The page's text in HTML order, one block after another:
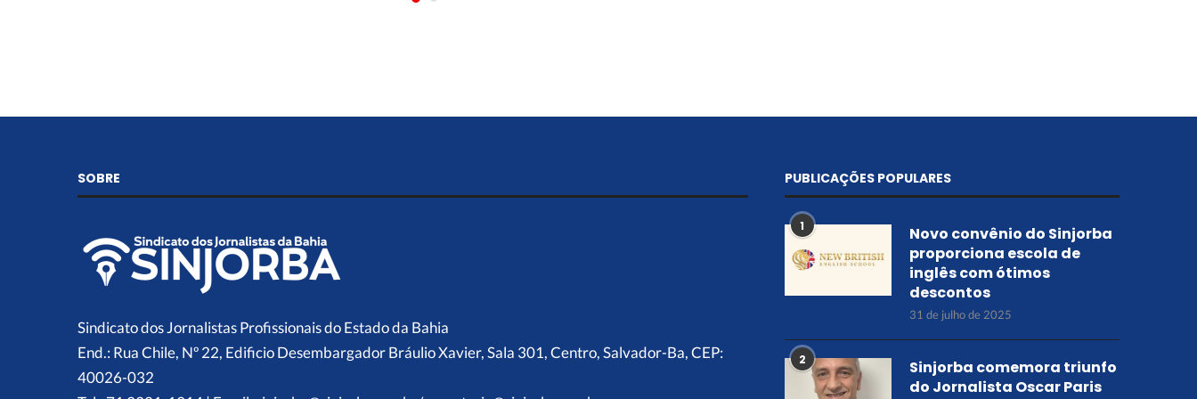
SOBRE
Sindicato dos Jornalistas Profissionais do Estado da Bahia
End.: Rua Chile, Nº 22, Edificio Desembargador Bráulio Xavier, Sala 301, Centro, Salvador-Ba, CEP:
40026-032
PUBLICAÇÕES POPULARES
1
Novo convênio do Sinjorba
proporciona escola de
inglês com ótimos
descontos
31 de julho de 2025
2
Sinjorba comemora triunfo
do Jornalista Oscar Paris